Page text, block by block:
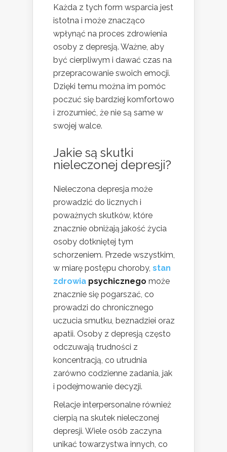
Każda z tych form wsparcia jest
istotna i może znacząco
wpłynąć na proces zdrowienia
osoby z depresją. Ważne, aby
być cierpliwym i dawać czas na
przepracowanie swoich emocji.
Dzięki temu można im pomóc
poczuć się bardziej komfortowo
i zrozumieć, że nie są same w
swojej walce.
Jakie są skutki
nieleczonej depresji?
Nieleczona depresja może
prowadzić do licznych i
poważnych skutków, które
znacznie obniżają jakość życia
osoby dotkniętej tym
schorzeniem. Przede wszystkim,
w miarę postępu choroby, stan
zdrowia psychicznego może
znacznie się pogarszać, co
prowadzi do chronicznego
uczucia smutku, beznadziei oraz
apatii. Osoby z depresją często
odczuwają trudności z
koncentracją, co utrudnia
zarówno codzienne zadania, jak
i podejmowanie decyzji.
Relacje interpersonalne również
cierpią na skutek nieleczonej
depresji. Wiele osób zaczyna
unikać towarzystwa innych, co